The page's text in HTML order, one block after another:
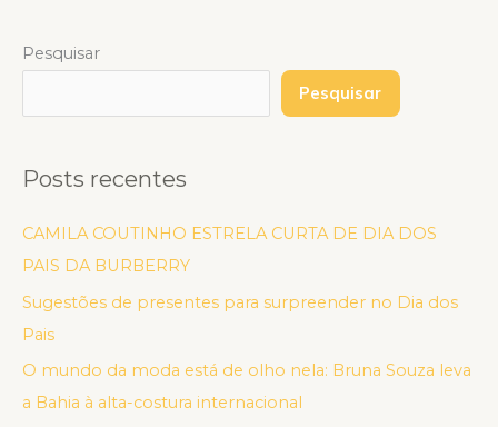
Pesquisar
Pesquisar
Posts recentes
CAMILA COUTINHO ESTRELA CURTA DE DIA DOS
PAIS DA BURBERRY
Sugestões de presentes para surpreender no Dia dos
Pais
O mundo da moda está de olho nela: Bruna Souza leva
a Bahia à alta-costura internacional